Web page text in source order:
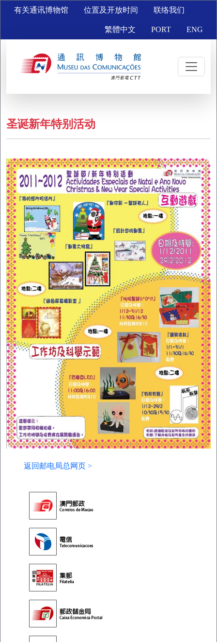
有关通讯博物馆 位置及开放时间 联络我们
繁體中文 PORT ENG
圣诞新年特别活动
返回邮电局总网页 >